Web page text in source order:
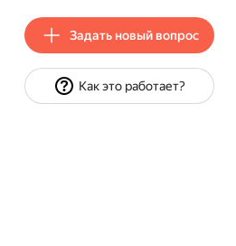
Задать новый вопрос
Как это работает?